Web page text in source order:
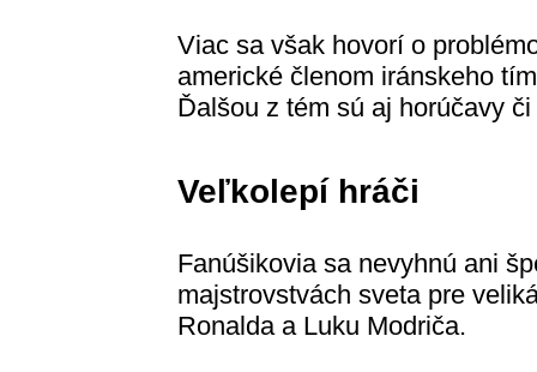
Viac sa však hovorí o
americké členom iránskeho
Ďalšou z tém sú aj horúčavy
Veľkolepí hráči
Fanúšikovia sa nevyhnú ani
majstrovstvách sveta pre
Ronalda a Luku Modriča.